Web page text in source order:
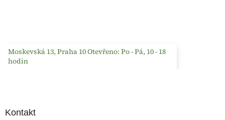
Moskevská 13, Praha 10 Otevřeno: Po - Pá, 10 - 18
hodin
Kontakt